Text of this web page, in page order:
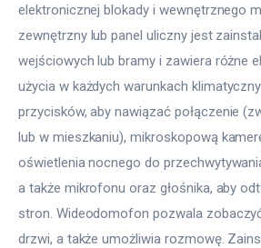
elektronicznej blokady i wewnętrznego
zewnętrzny lub panel uliczny jest
wejściowych lub bramy i zawiera różne
użycia w każdych warunkach
przycisków, aby nawiązać połączenie
lub w mieszkaniu), mikroskopową
oświetlenia nocnego do
a także mikrofonu oraz głośnika, aby
stron. Wideodomofon pozwala
drzwi, a także umożliwia rozmowę.